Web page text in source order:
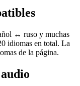
↔ ruso y muchas
idiomas en total. La
de la página.